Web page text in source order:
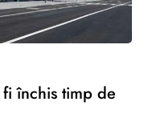
închis timp de